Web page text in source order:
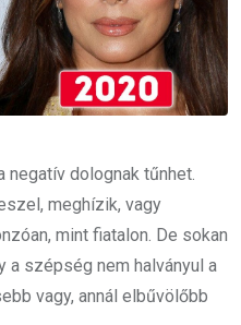
dolognak tűnhet.
meghízik, vagy
mint fiatalon. De sokan
a szépség nem halványul a
vagy, annál elbűvölőbb